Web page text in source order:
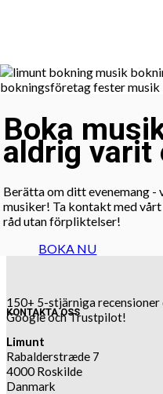
Boka
aldrig varit
Berätta om ditt evenemang
musiker! Ta kontakt med
råd utan förpliktelser!
BOKA NU
150+ 5-stjärniga
Google och Trustpilot!
KONTAKTA OSS
Limunt
Rabalderstræde 7
4000 Roskilde
Danmark